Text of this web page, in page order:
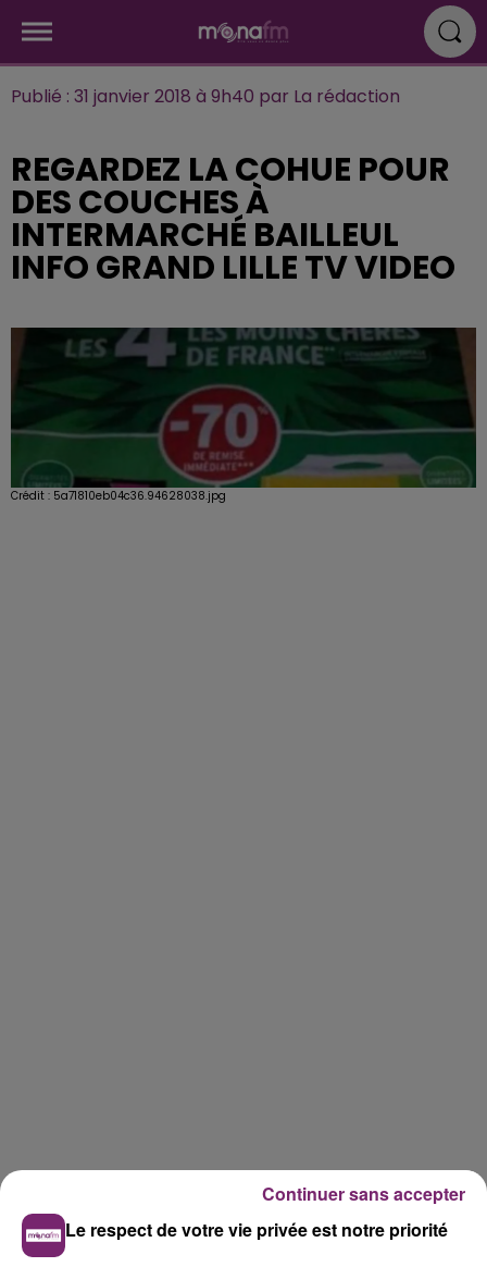
Publié : 31 janvier 2018 à 9h40 par La rédaction
REGARDEZ LA COHUE POUR
DES COUCHES À
INTERMARCHÉ BAILLEUL
INFO GRAND LILLE TV VIDEO
Crédit : 5a71810eb04c36.94628038.jpg
Le respect de votre vie privée est notre priorité
Continuer sans accepter